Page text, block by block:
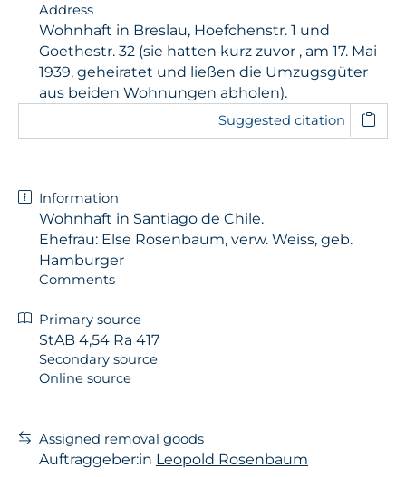
Address
Wohnhaft in Breslau, Hoefchenstr. 1 und
Goethestr. 32 (sie hatten kurz zuvor , am 17. Mai
1939, geheiratet und ließen die Umzugsgüter
aus beiden Wohnungen abholen).
Suggested citation
Information
Wohnhaft in Santiago de Chile.
Ehefrau: Else Rosenbaum, verw. Weiss, geb.
Hamburger
Comments
Primary source
StAB 4,54 Ra 417
Secondary source
Online source
Assigned removal goods
Auftraggeber:in Leopold Rosenbaum